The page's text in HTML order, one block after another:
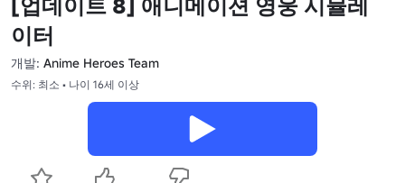
이터
개발: Anime Heroes Team
수위: 최소 • 나이 16세 이상